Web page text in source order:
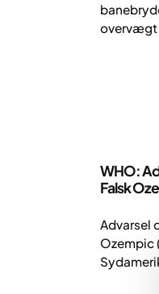
overvægt
WHO:
Falsk
Advarsel
Ozempic